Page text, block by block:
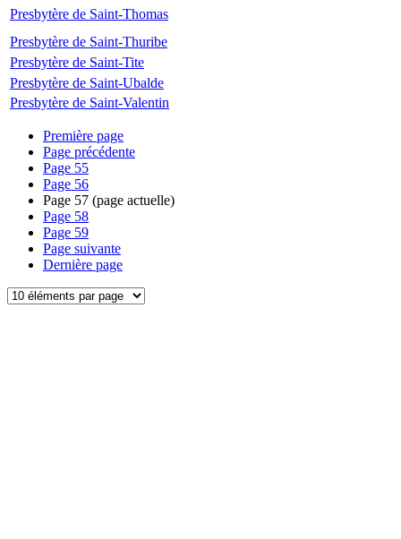
Presbytère de Saint-Thomas
Presbytère de Saint-Thuribe
Presbytère de Saint-Tite
Presbytère de Saint-Ubalde
Presbytère de Saint-Valentin
Première page
Page précédente
Page 55
Page 56
Page 57 (page actuelle)
Page 58
Page 59
Page suivante
Dernière page